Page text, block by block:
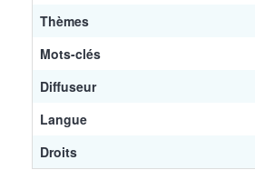
Thèmes
Mots-clés
Diffuseur
Langue
Droits